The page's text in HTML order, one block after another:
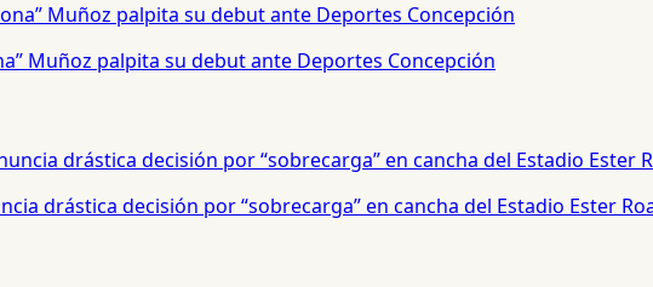
Muñoz palpita su debut ante Deportes Concepción
drástica decisión por “sobrecarga” en cancha del Estadio Ester